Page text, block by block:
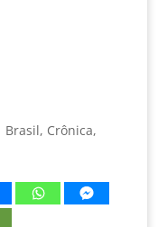
Brasil, Crônica,